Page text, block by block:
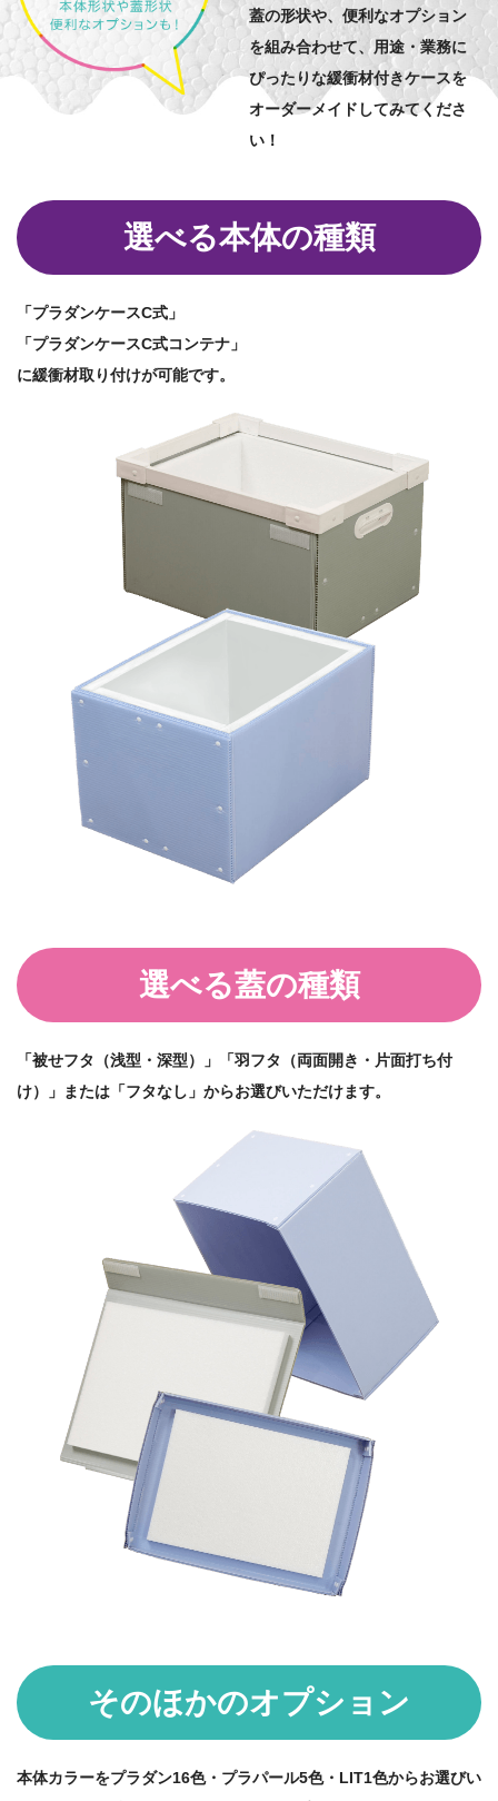
蓋の形状や、便利なオプション
を組み合わせて、用途・業務に
ぴったりな緩衝材付きケースを
オーダーメイドしてみてくださ
い！
選べる本体の種類
「プラダンケースC式」
「プラダンケースC式コンテナ」
に緩衝材取り付けが可能です。
選べる蓋の種類
「被せフタ（浅型・深型）」「羽フタ（両面開き・片面打ち付
け）」または「フタなし」からお選びいただけます。
そのほかのオプション
本体カラーをプラダン16色・プラパール5色・LIT1色からお選びい